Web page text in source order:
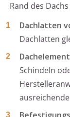
Rand des
Dachlatten
Dachlatten
Schindeln